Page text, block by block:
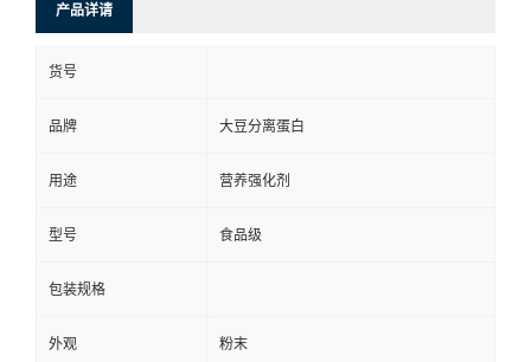
产品详请
货号
品牌 大豆分离蛋白
用途 营养强化剂
型号 食品级
包装规格
外观 粉末